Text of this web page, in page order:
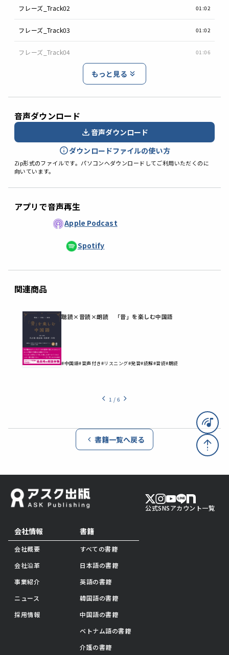
フレーズ_Track02 01:02
フレーズ_Track03 01:02
フレーズ_Track04 01:06
もっと見る
音声ダウンロード
音声ダウンロード
ダウンロードファイルの使い方
Zip形式のファイルです。パソコンへダウンロードしてご利用いただくのに
向いています。
アプリで音声再生
Apple Podcast
Spotify
関連商品
聴読×音読×朗読 「音」を楽しむ中国語
#中国語#音声付き#リスニング#発音#読解#音読#朗読
1 / 6
書籍一覧へ戻る
会社情報
会社概要
会社沿革
事業紹介
ニュース
採用情報
書籍
すべての書籍
日本語の書籍
英語の書籍
韓国語の書籍
中国語の書籍
ベトナム語の書籍
介護の書籍
公式SNSアカウント一覧